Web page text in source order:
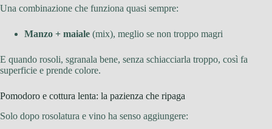
Una combinazione che funziona quasi sempre:
Manzo + maiale (mix), meglio se non troppo magri
E quando rosoli, sgranala bene, senza schiacciarla troppo, così fa
superficie e prende colore.
Pomodoro e cottura lenta: la pazienza che ripaga
Solo dopo rosolatura e vino ha senso aggiungere: